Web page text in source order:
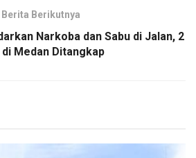
Berita Berikutnya
Narkoba dan Sabu di Jalan, 2
di Medan Ditangkap